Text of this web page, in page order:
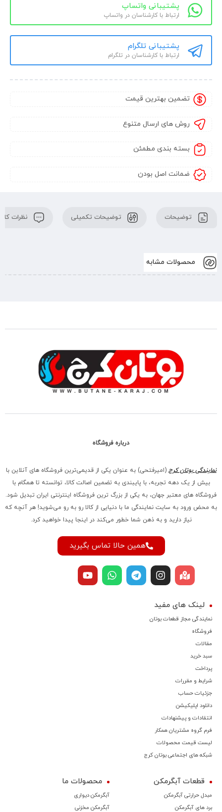
پشتیبانی واتساپ
ارتباط با کارشناسان در واتساپ
پشتیبانی تلگرام
ارتباط با کارشناسان در تلگرام
تضمین بهترین قیمت
روش های ارسال متنوع
بسته بندی مطمئن
ضمانت اصل بودن
توضیحات توضیحات تکمیلی نظرات
محصولات مشابه
درباره فروشگاه
نمایندگی بوتان کرج (امیرفتحی) به عنوان یکی از قدیمی‌ترین فروشگاه های آنلاین با
بیش از یک دهه تجربه، با پایبندی به تضمین اصالت کالا، توانسته تا همگام با
فروشگاه‌ های معتبر جهان، به یکی از بزرگ‌ ترین فروشگاه اینترنتی ایران تبدیل شود.
به محض ورود به سایت نمایندگی ما با دنیایی از کالا رو به رو می‌شوید! هر آنچه که
نیاز دارید و به ذهن شما خطور می‌کند در اینجا پیدا خواهید کرد.
همین حالا تماس بگیرید
لینک های مفید
نمایندگی مجاز قطعات بوتان
فروشگاه
مقالات
سبد خرید
پرداخت
شرایط و مقررات
جزئیات حساب
دانلود اپلیکیشن
انتقادات و پیشنهادات
فرم گروه مشتریان همکار
لیست قیمت محصولات
شبکه های اجتماعی بوتان کرج
قطعات آبگرمکن
مبدل حرارتی آبگرمکن
برد های آبگرمکن
محصولات ما
آبگرمکن دیواری
آبگرمکن مخزنی